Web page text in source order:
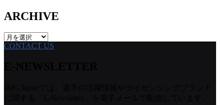
ARCHIVE
ARCHIVE
CONTACT US